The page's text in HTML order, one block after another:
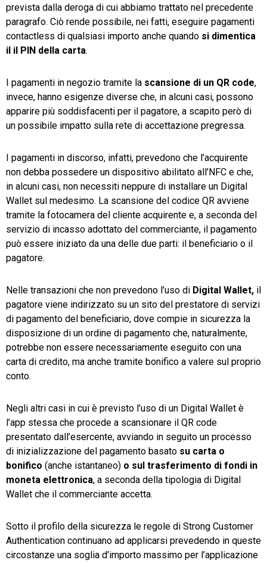
prevista dalla deroga di cui abbiamo trattato nel precedente
paragrafo. Ciò rende possibile, nei fatti, eseguire pagamenti
contactless di qualsiasi importo anche quando si dimentica
il il PIN della carta.
I pagamenti in negozio tramite la scansione di un QR code,
invece, hanno esigenze diverse che, in alcuni casi, possono
apparire più soddisfacenti per il pagatore, a scapito però di
un possibile impatto sulla rete di accettazione pregressa.
I pagamenti in discorso, infatti, prevedono che l’acquirente
non debba possedere un dispositivo abilitato all’NFC e che,
in alcuni casi, non necessiti neppure di installare un Digital
Wallet sul medesimo. La scansione del codice QR avviene
tramite la fotocamera del cliente acquirente e, a seconda del
servizio di incasso adottato del commerciante, il pagamento
può essere iniziato da una delle due parti: il beneficiario o il
pagatore.
Nelle transazioni che non prevedono l’uso di Digital Wallet, il
pagatore viene indirizzato su un sito del prestatore di servizi
di pagamento del beneficiario, dove compie in sicurezza la
disposizione di un ordine di pagamento che, naturalmente,
potrebbe non essere necessariamente eseguito con una
carta di credito, ma anche tramite bonifico a valere sul proprio
conto.
Negli altri casi in cui è previsto l’uso di un Digital Wallet è
l’app stessa che procede a scansionare il QR code
presentato dall’esercente, avviando in seguito un processo
di inizializzazione del pagamento basato su carta o
bonifico (anche istantaneo) o sul trasferimento di fondi in
moneta elettronica, a seconda della tipologia di Digital
Wallet che il commerciante accetta.
Sotto il profilo della sicurezza le regole di Strong Customer
Authentication continuano ad applicarsi prevedendo in queste
circostanze una soglia d’importo massimo per l’applicazione